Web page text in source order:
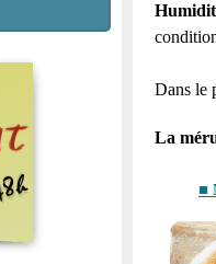
Dans le
La
■